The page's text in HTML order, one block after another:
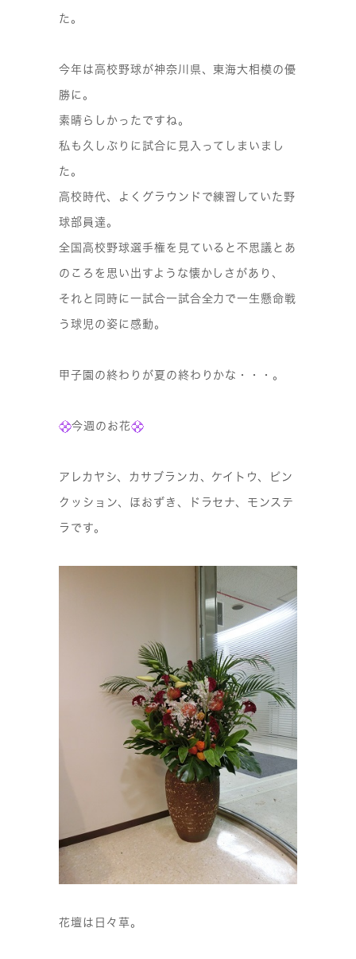
た。
今年は高校野球が神奈川県、東海大相模の優
勝に。
素晴らしかったですね。
私も久しぶりに試合に見入ってしまいまし
た。
高校時代、よくグラウンドで練習していた野
球部員達。
全国高校野球選手権を見ていると不思議とあ
のころを思い出すような懐かしさがあり、
それと同時に一試合一試合全力で一生懸命戦
う球児の姿に感動。
甲子園の終わりが夏の終わりかな・・・。
今週のお花
アレカヤシ、カサブランカ、ケイトウ、ピン
クッション、ほおずき、ドラセナ、モンステ
ラです。
花壇は日々草。